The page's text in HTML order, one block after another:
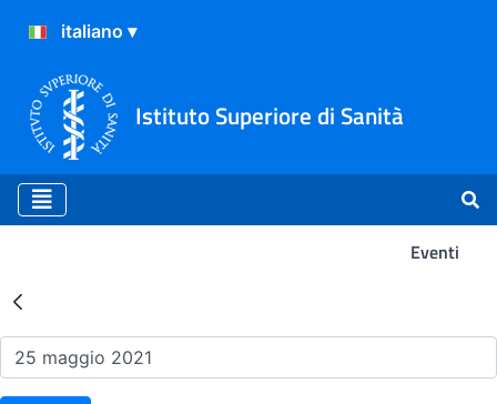
Istituto Superiore di Sanità
Eventi
Risultati della Ricerca -